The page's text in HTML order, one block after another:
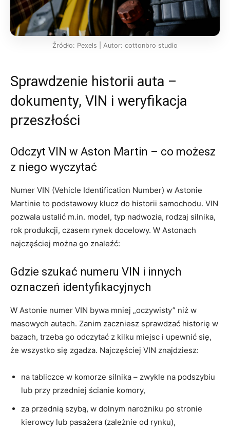
Źródło: Pexels | Autor: cottonbro studio
Sprawdzenie historii auta –
dokumenty, VIN i weryfikacja
przeszłości
Odczyt VIN w Aston Martin – co możesz
z niego wyczytać
Numer VIN (Vehicle Identification Number) w Astonie
Martinie to podstawowy klucz do historii samochodu. VIN
pozwala ustalić m.in. model, typ nadwozia, rodzaj silnika,
rok produkcji, czasem rynek docelowy. W Astonach
najczęściej można go znaleźć:
Gdzie szukać numeru VIN i innych
oznaczeń identyfikacyjnych
W Astonie numer VIN bywa mniej „oczywisty” niż w
masowych autach. Zanim zaczniesz sprawdzać historię w
bazach, trzeba go odczytać z kilku miejsc i upewnić się,
że wszystko się zgadza. Najczęściej VIN znajdziesz:
na tabliczce w komorze silnika – zwykle na podszybiu
lub przy przedniej ścianie komory,
za przednią szybą, w dolnym narożniku po stronie
kierowcy lub pasażera (zależnie od rynku),